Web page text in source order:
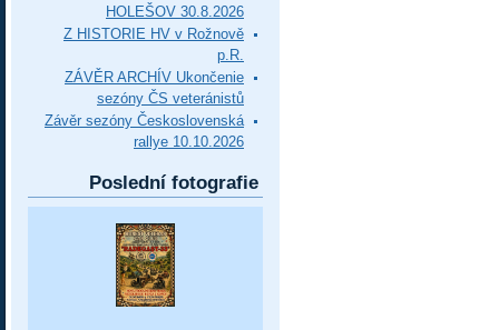
HOLEŠOV 30.8.2026
Z HISTORIE HV v Rožnově
p.R.
ZÁVĚR ARCHÍV Ukončenie
sezóny ČS veteránistů
Závěr sezóny Československá
rallye 10.10.2026
Poslední fotografie